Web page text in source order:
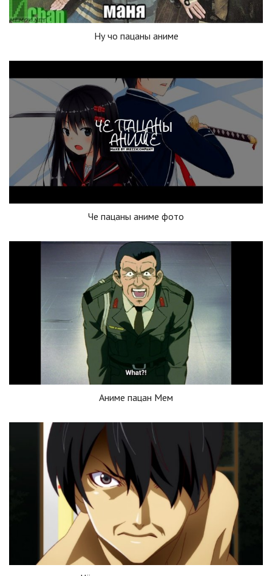
Ну чо пацаны аниме
Че пацаны аниме фото
Аниме пацан Мем